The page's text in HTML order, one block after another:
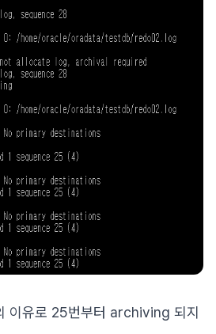
이유로 25번부터 archiving 되지